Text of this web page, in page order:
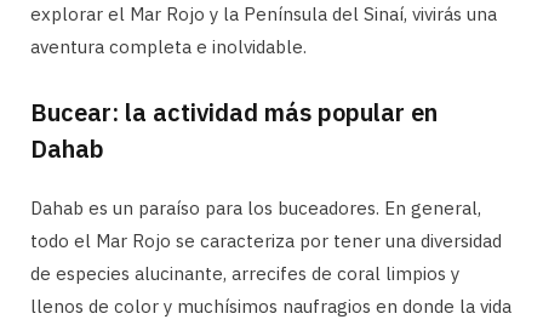
explorar el Mar Rojo y la Península del Sinaí, vivirás una
aventura completa e inolvidable.
Bucear: la actividad más popular en
Dahab
Dahab es un paraíso para los buceadores. En general,
todo el Mar Rojo se caracteriza por tener una diversidad
de especies alucinante, arrecifes de coral limpios y
llenos de color y muchísimos naufragios en donde la vida